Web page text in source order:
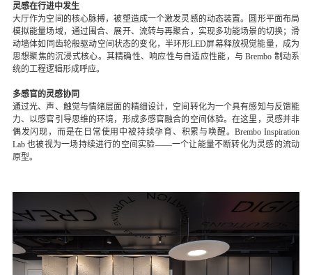
灵感在行进中发生
大厅作为空间的核心脉搏，被塑造成一个激发灵感的动态装置。圆形平面布局
模拟能量场域，通过围合、展开、流转与再聚合，实现多功能场景的切换；滑
动墙体如同齿轮般驱动空间状态的变化，半环形LED屏幕释放视觉能量，成为
思想聚焦的沉浸式核心。其精确性、响应性与自适应性能，与 Brembo 制动系
统的工程逻辑形成呼应。
多感官的灵感协同
通过光、声、触觉与情绪层面的精细设计，空间转化为一个具有感知与反馈能
力、以感官引导思维的环境，形成多感官融合的空间体验。在这里，灵感并非
偶发闪现，而是在日常使用中被持续孕育、积累与唤醒。Brembo Inspiration
Lab 也被视为一场持续进行的空间实验——一个让能量不断转化为灵感的流动
原型。